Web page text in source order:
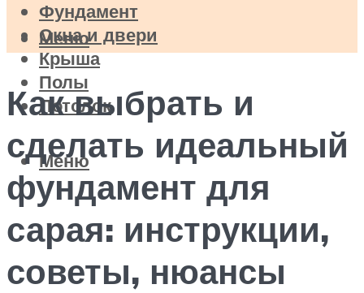
Фундамент
Окна и двери
Крыша
Полы
Потолок
Меню
Меню
Как выбрать и
сделать идеальный
фундамент для
сарая: инструкции,
советы, нюансы